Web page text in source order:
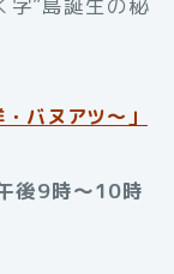
字”島誕生の秘
バヌアツ〜」
後9時～10時